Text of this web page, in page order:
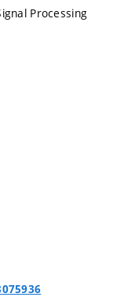
Processing